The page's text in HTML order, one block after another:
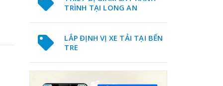
TRÌNH TẠI LONG AN
LẮP ĐỊNH VỊ XE TẢI TẠI BẾN
TRE